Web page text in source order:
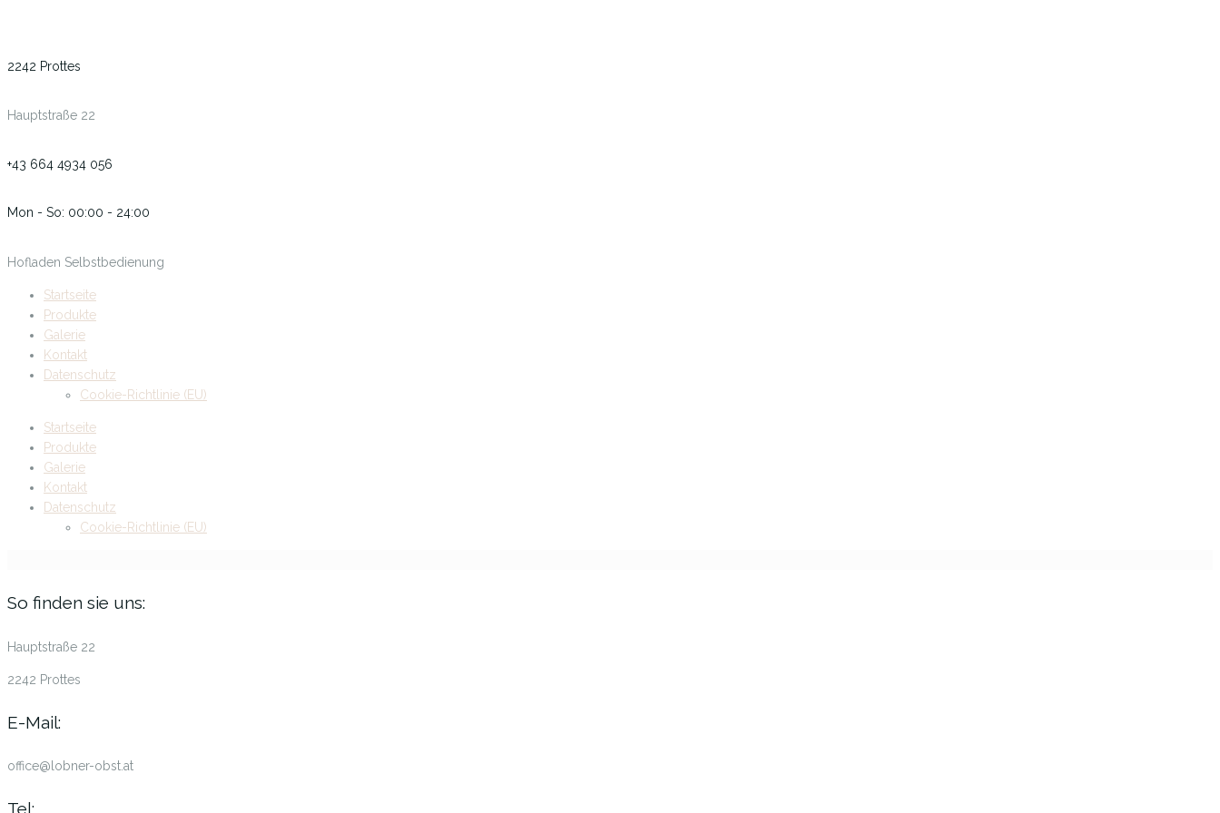
2242 Prottes
Hauptstraße 22
+43 664 4934 056
Mon - So: 00:00 - 24:00
Hofladen Selbstbedienung
Startseite
Produkte
Galerie
Kontakt
Datenschutz
Cookie-Richtlinie (EU)
Startseite
Produkte
Galerie
Kontakt
Datenschutz
Cookie-Richtlinie (EU)
So finden sie uns:
Hauptstraße 22
2242 Prottes
E-Mail:
office@lobner-obst.at
Tel: